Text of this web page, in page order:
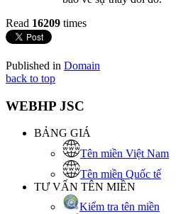
Read 16209 times
Published in Domain
back to top
WEBHP JSC
BẢNG GIÁ
Tên miền Việt Nam
Tên miền Quốc tế
TƯ VẤN TÊN MIỀN
Kiểm tra tên miền